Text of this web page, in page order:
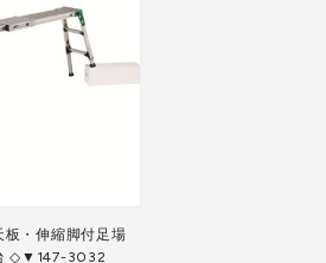
板・伸縮脚付足場
1台 ◇▼147-3032